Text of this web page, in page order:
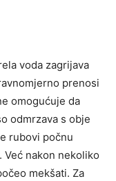
voda zagrijava
prenosi
omogućuje da
odmrzava s obje
rubovi počnu
nakon nekoliko
mekšati. Za